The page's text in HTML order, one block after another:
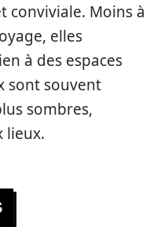
conviviale. Moins à
elles
à des espaces
sont souvent
sombres,
lieux.